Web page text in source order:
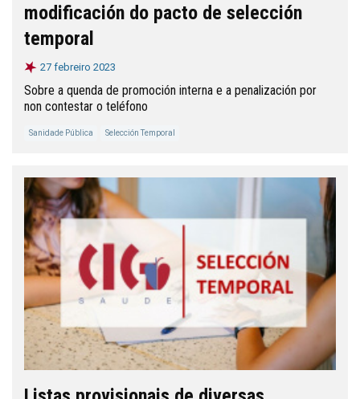
modificación do pacto de selección
temporal
27 febreiro 2023
Sobre a quenda de promoción interna e a penalización por
non contestar o teléfono
Sanidade Pública Selección Temporal